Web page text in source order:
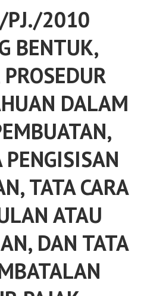
PJ./2010
BENTUK,
DALAM
PENGISISAN
TATA CARA
ATAU
DAN TATA